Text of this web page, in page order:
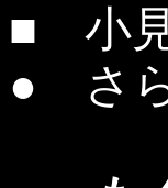
■ 小
● さ